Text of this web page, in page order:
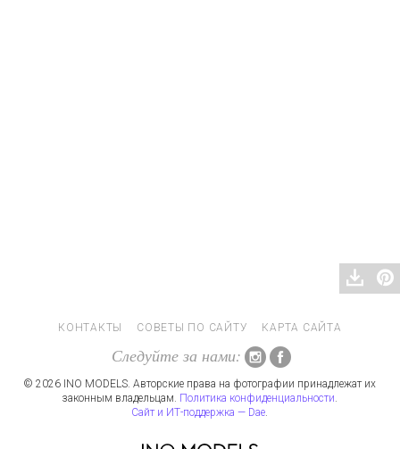
КОНТАКТЫ СОВЕТЫ ПО САЙТУ КАРТА САЙТА
Следуйте за нами:
© 2026 INO MODELS. Авторские права на фотографии принадлежат их
законным владельцам. Политика конфиденциальности.
Сайт и ИТ-поддержка — Dae.